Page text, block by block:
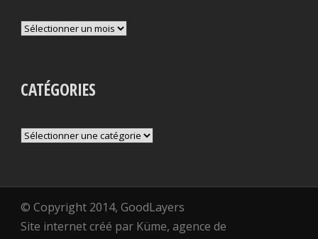
Archives
CATÉGORIES
Catégories
© Copyright 2014, GoodLayers
Site internet créé par Küme, agence de